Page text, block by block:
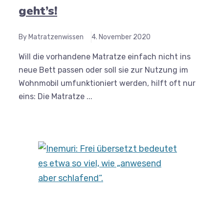
geht’s!
By Matratzenwissen 4. November 2020
Will die vorhandene Matratze einfach nicht ins
neue Bett passen oder soll sie zur Nutzung im
Wohnmobil umfunktioniert werden, hilft oft nur
eins: Die Matratze ...